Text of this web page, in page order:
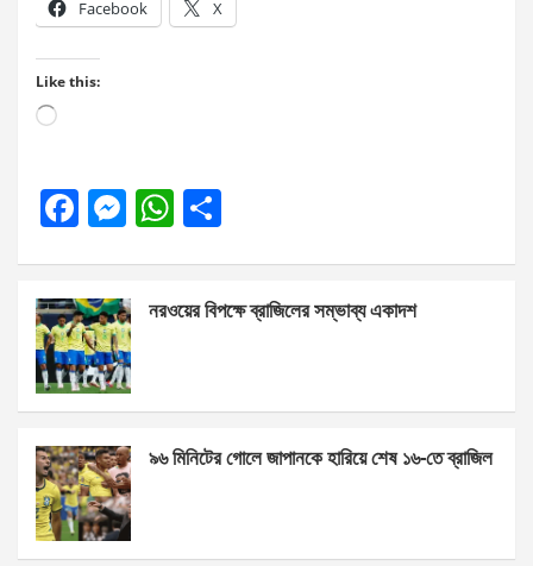
Facebook X
Like this:
Loading…
F
b
o
o
k
M
n
g
er
W
s
p
e
নরওয়ের বিপক্ষে ব্রাজিলের সম্ভাব্য একাদশ
৯৬ মিনিটের গোলে জাপানকে হারিয়ে শেষ ১৬-তে ব্রাজিল